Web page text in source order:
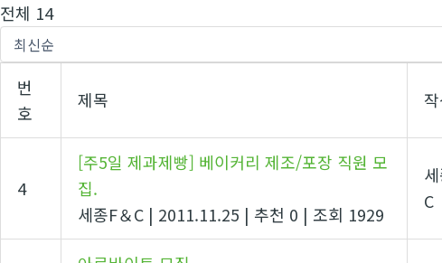
전체 14
번
호
제목
4
[주5일 제과제빵] 베이커리 제조/포장 직원 모
집.
세종F＆C | 2011.11.25 | 추천 0 | 조회 1929
C